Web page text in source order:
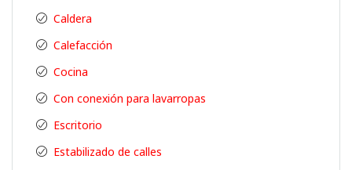
Caldera
Calefacción
Cocina
Con conexión para lavarropas
Escritorio
Estabilizado de calles